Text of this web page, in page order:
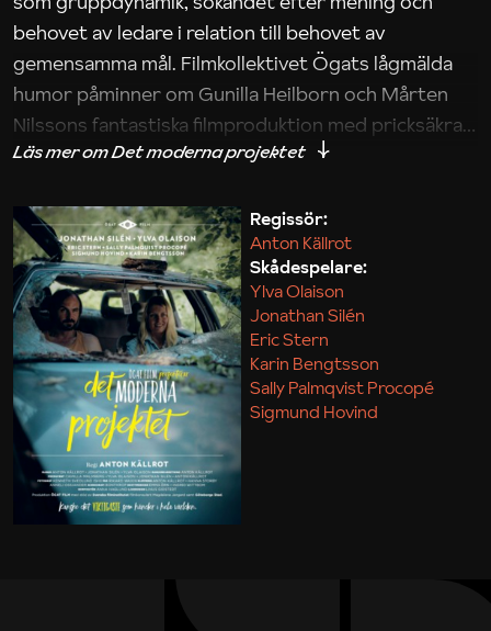
behovet av ledare i relation till behovet av
gemensamma mål. Filmkollektivet Ögats lågmälda
humor påminner om Gunilla Heilborn och Mårten
Nilssons fantastiska filmproduktion med pricksäkra
iakttagelser om hur svårt det kan vara att omsätta
Maja Kekonius
Regissör:
Anton Källrot
Skådespelare:
Ylva Olaison
Jonathan Silén
Eric Stern
Karin Bengtsson
Sally Palmqvist Procopé
Sigmund Hovind